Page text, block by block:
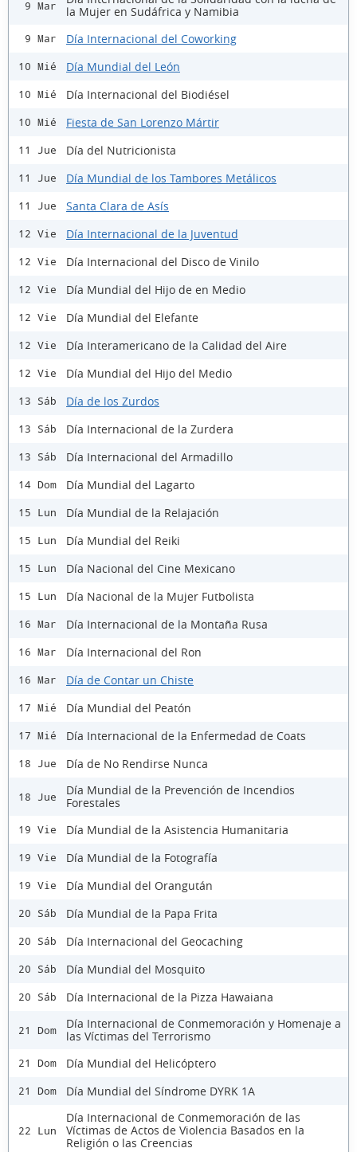
9 Mar
la Mujer en Sudáfrica y Namibia
9 Mar Día Internacional del Coworking
10 Mié Día Mundial del León
10 Mié Día Internacional del Biodiésel
10 Mié Fiesta de San Lorenzo Mártir
11 Jue Día del Nutricionista
11 Jue Día Mundial de los Tambores Metálicos
11 Jue Santa Clara de Asís
12 Vie Día Internacional de la Juventud
12 Vie Día Internacional del Disco de Vinilo
12 Vie Día Mundial del Hijo de en Medio
12 Vie Día Mundial del Elefante
12 Vie Día Interamericano de la Calidad del Aire
12 Vie Día Mundial del Hijo del Medio
13 Sáb Día de los Zurdos
13 Sáb Día Internacional de la Zurdera
13 Sáb Día Internacional del Armadillo
14 Dom Día Mundial del Lagarto
15 Lun Día Mundial de la Relajación
15 Lun Día Mundial del Reiki
15 Lun Día Nacional del Cine Mexicano
15 Lun Día Nacional de la Mujer Futbolista
16 Mar Día Internacional de la Montaña Rusa
16 Mar Día Internacional del Ron
16 Mar Día de Contar un Chiste
17 Mié Día Mundial del Peatón
17 Mié Día Internacional de la Enfermedad de Coats
18 Jue Día de No Rendirse Nunca
18 Jue
Día Mundial de la Prevención de Incendios
Forestales
19 Vie Día Mundial de la Asistencia Humanitaria
19 Vie Día Mundial de la Fotografía
19 Vie Día Mundial del Orangután
20 Sáb Día Mundial de la Papa Frita
20 Sáb Día Internacional del Geocaching
20 Sáb Día Mundial del Mosquito
20 Sáb Día Internacional de la Pizza Hawaiana
21 Dom
Día Internacional de Conmemoración y Homenaje a
las Víctimas del Terrorismo
21 Dom Día Mundial del Helicóptero
21 Dom Día Mundial del Síndrome DYRK 1A
22 Lun
Día Internacional de Conmemoración de las
Víctimas de Actos de Violencia Basados en la
Religión o las Creencias